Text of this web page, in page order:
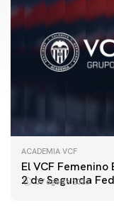
ACADEMIA VCF
El VCF
2 de Segunda
07 agosto 2026
PRIMER EQUIPO